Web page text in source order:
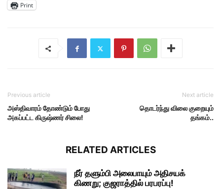
Print
Previous article
அஸ்திவாரம் தோண்டும் போது
அகப்பட்ட கிருஷ்ணர் சிலை!
Next article
தொடர்ந்து விலை குறையும்
தங்கம்..
RELATED ARTICLES
நீர் தளும்பி அலைபாயும் அதிசயக்
கிணறு; குஜராத்தில் பரபரப்பு!